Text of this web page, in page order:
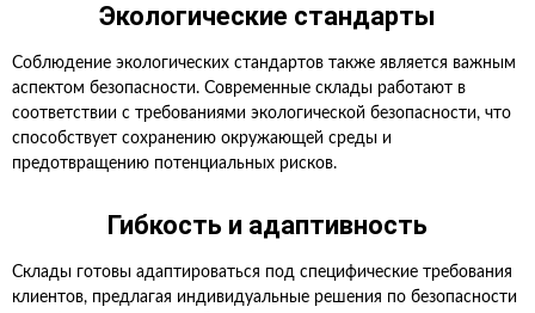
Экологические стандарты
Соблюдение экологических стандартов также является важным
аспектом безопасности. Современные склады работают в
соответствии с требованиями экологической безопасности, что
способствует сохранению окружающей среды и
предотвращению потенциальных рисков.
Гибкость и адаптивность
Склады готовы адаптироваться под специфические требования
клиентов, предлагая индивидуальные решения по безопасности